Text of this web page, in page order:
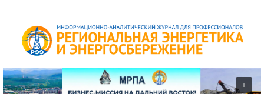
content